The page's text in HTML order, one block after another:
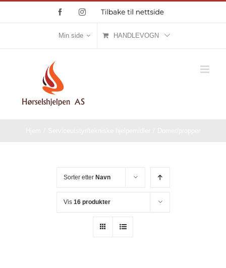
FacebookInstagram
Tilbake
Min side HANDLEVOGN
Sorter etter Navn
Vis 16 produkter